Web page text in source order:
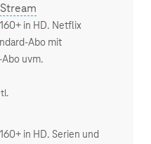
in HD. Netflix
Abo mit
uvm.
in HD. Serien und